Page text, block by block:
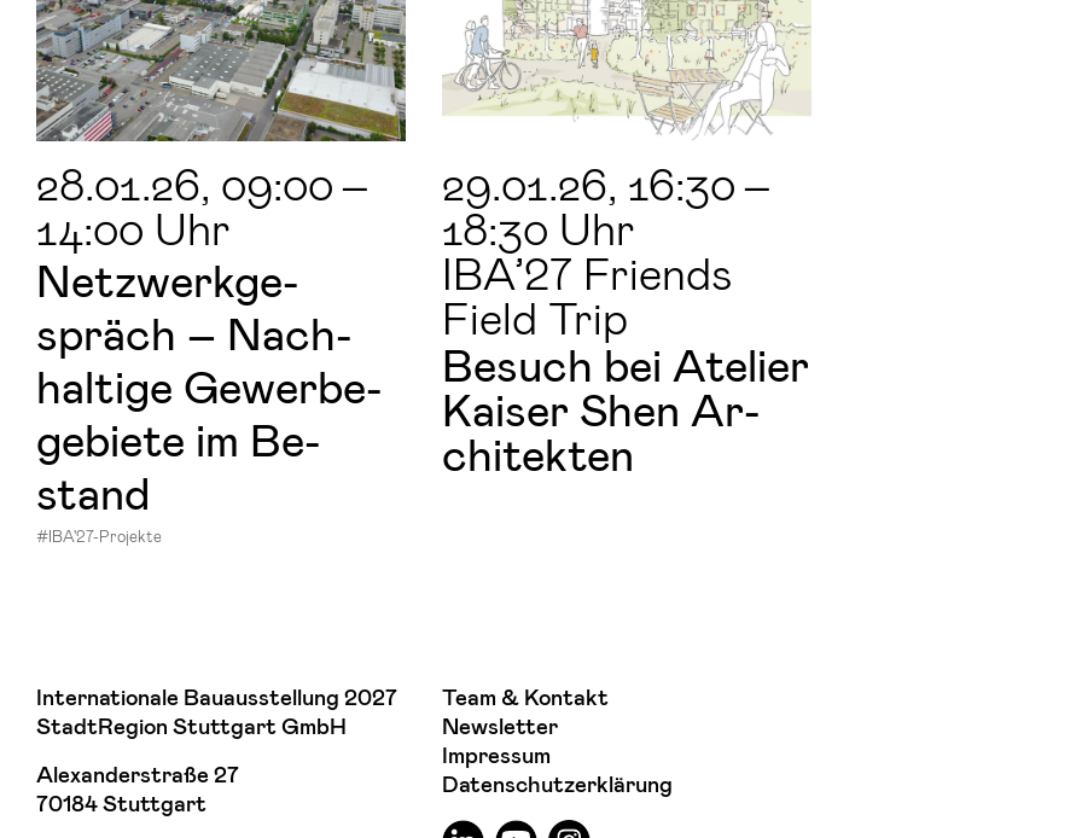
28.01.26 , 09:00–
14:00 Uhr
Netz­werk­ge­
spräch – Nach­
hal­ti­ge Ge­wer­be­
ge­bie­te im Be­
stand
#IBA'27-Projekte
29.01.26 , 16:30–
18:30 Uhr
IBA’27 Friends
Field Trip
Be­such bei Ate­lier
Kai­ser Shen Ar­
chi­tek­ten
Internationale Bauausstellung 2027
StadtRegion Stuttgart GmbH
Alexanderstraße 27
70184 Stuttgart
Team & Kontakt
Newsletter
Impressum
Datenschutzerklärung